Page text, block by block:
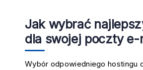
Jak wybrać
dla swojej poczty e-
Wybór odpowiedniego hostingu